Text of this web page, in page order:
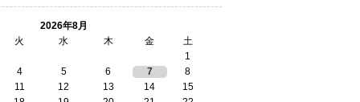
2026年8月
火 水 木 金
土
1
4 5 6 7
8
11 12 13 14
15